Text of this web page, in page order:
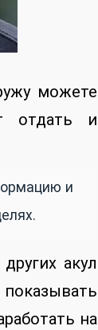
можете
отдать и
и
акул
показывать
на